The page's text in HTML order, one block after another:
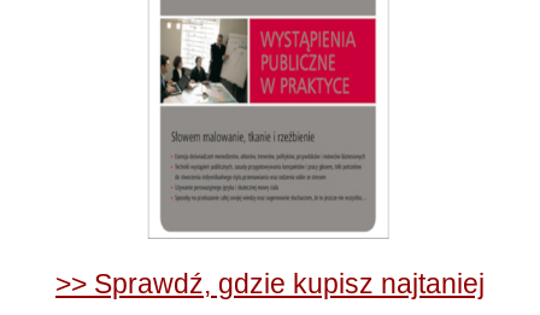
>> Sprawdź, gdzie kupisz najtaniej